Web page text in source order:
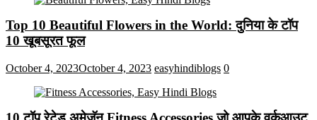
Top 10 Beautiful Flowers in the World: दुनिया के टॉप
10 खूबसूरत फूल
October 4, 2023October 4, 2023 easyhindiblogs 0